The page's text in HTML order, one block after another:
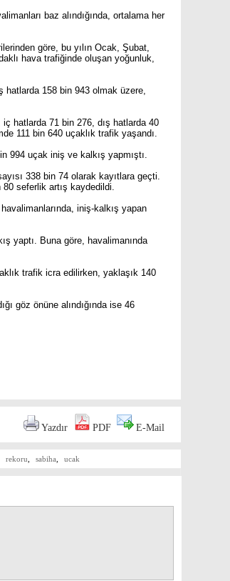
baz alındığında, ortalama her
göre, bu yılın Ocak, Şubat,
hava trafiğinde oluşan yoğunluk,
hatlarda 158 bin 943 olmak üzere,
iç hatlarda 71 bin 276, dış hatlarda 40
111 bin 640 uçaklık trafik yaşandı.
994 uçak iniş ve kalkış yapmıştı.
338 bin 74 olarak kayıtlara geçti.
80 seferlik artış kaydedildi.
iniş-kalkış yapan
yaptı. Buna göre, havalimanında
trafik icra edilirken, yaklaşık 140
göz önüne alındığında ise 46
Yazdır PDF E-Mail
rekoru sabiha ucak